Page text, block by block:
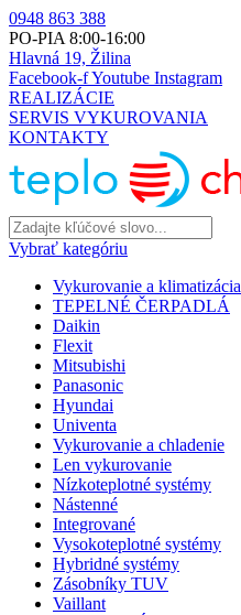
0948 863 388
PO-PIA 8:00-16:00
Hlavná 19, Žilina
Facebook-fYoutube Instagram
REALIZÁCIE
SERVIS VYKUROVANIA
KONTAKTY
Vybrať kategóriu
Vykurovanie a klimatizácia
TEPELNÉ ČERPADLÁ
Daikin
Flexit
Mitsubishi
Panasonic
Hyundai
Univenta
Vykurovanie a chladenie
Len vykurovanie
Nízkoteplotné systémy
Nástenné
Integrované
Vysokoteplotné systémy
Hybridné systémy
Zásobníky TUV
Vaillant